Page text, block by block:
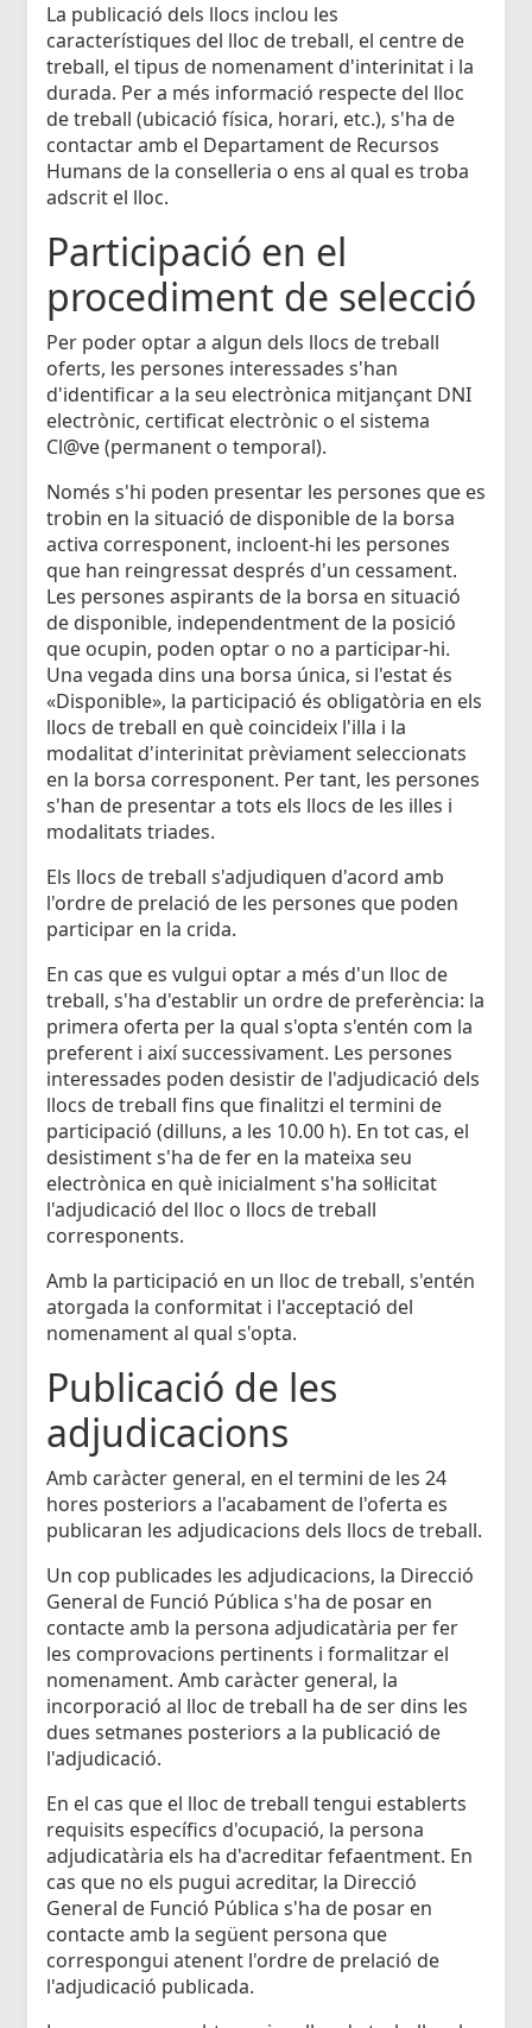
La publicació dels llocs inclou les
característiques del lloc de treball, el centre de
treball, el tipus de nomenament d'interinitat i la
durada. Per a més informació respecte del lloc
de treball (ubicació física, horari, etc.), s'ha de
contactar amb el Departament de Recursos
Humans de la conselleria o ens al qual es troba
adscrit el lloc.
Participació en el
procediment de selecció
Per poder optar a algun dels llocs de treball
oferts, les persones interessades s'han
d'identificar a la seu electrònica mitjançant DNI
electrònic, certificat electrònic o el sistema
Cl@ve (permanent o temporal).
Només s'hi poden presentar les persones que es
trobin en la situació de disponible de la borsa
activa corresponent, incloent-hi les persones
que han reingressat després d'un cessament.
Les persones aspirants de la borsa en situació
de disponible, independentment de la posició
que ocupin, poden optar o no a participar-hi.
Una vegada dins una borsa única, si l'estat és
«Disponible», la participació és obligatòria en els
llocs de treball en què coincideix l'illa i la
modalitat d'interinitat prèviament seleccionats
en la borsa corresponent. Per tant, les persones
s'han de presentar a tots els llocs de les illes i
modalitats triades.
Els llocs de treball s'adjudiquen d'acord amb
l'ordre de prelació de les persones que poden
participar en la crida.
En cas que es vulgui optar a més d'un lloc de
treball, s'ha d'establir un ordre de preferència: la
primera oferta per la qual s'opta s'entén com la
preferent i així successivament. Les persones
interessades poden desistir de l'adjudicació dels
llocs de treball fins que finalitzi el termini de
participació (dilluns, a les 10.00 h). En tot cas, el
desistiment s'ha de fer en la mateixa seu
electrònica en què inicialment s'ha sol·licitat
l'adjudicació del lloc o llocs de treball
corresponents.
Amb la participació en un lloc de treball, s'entén
atorgada la conformitat i l'acceptació del
nomenament al qual s'opta.
Publicació de les
adjudicacions
Amb caràcter general, en el termini de les 24
hores posteriors a l'acabament de l'oferta es
publicaran les adjudicacions dels llocs de treball.
Un cop publicades les adjudicacions, la Direcció
General de Funció Pública s'ha de posar en
contacte amb la persona adjudicatària per fer
les comprovacions pertinents i formalitzar el
nomenament. Amb caràcter general, la
incorporació al lloc de treball ha de ser dins les
dues setmanes posteriors a la publicació de
l'adjudicació.
En el cas que el lloc de treball tengui establerts
requisits específics d'ocupació, la persona
adjudicatària els ha d'acreditar fefaentment. En
cas que no els pugui acreditar, la Direcció
General de Funció Pública s'ha de posar en
contacte amb la següent persona que
correspongui atenent l'ordre de prelació de
l'adjudicació publicada.